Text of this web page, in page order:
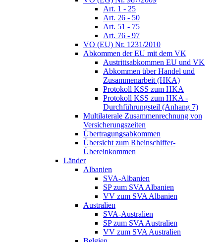
Art. 1 - 25
Art. 26 - 50
Art. 51 - 75
Art. 76 - 97
VO (EU) Nr. 1231/2010
Abkommen der EU mit dem VK
Austrittsabkommen EU und VK
Abkommen über Handel und
Zusammenarbeit (HKA)
Protokoll KSS zum HKA
Protokoll KSS zum HKA -
Durchführungsteil (Anhang 7)
Multilaterale Zusammenrechnung von
Versicherungszeiten
Übertragungsabkommen
Übersicht zum Rheinschiffer-
Übereinkommen
Länder
Albanien
SVA-Albanien
SP zum SVA Albanien
VV zum SVA Albanien
Australien
SVA-Australien
SP zum SVA Australien
VV zum SVA Australien